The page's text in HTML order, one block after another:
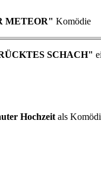
METEOR" Komödie
SCHACH"
Hochzeit als